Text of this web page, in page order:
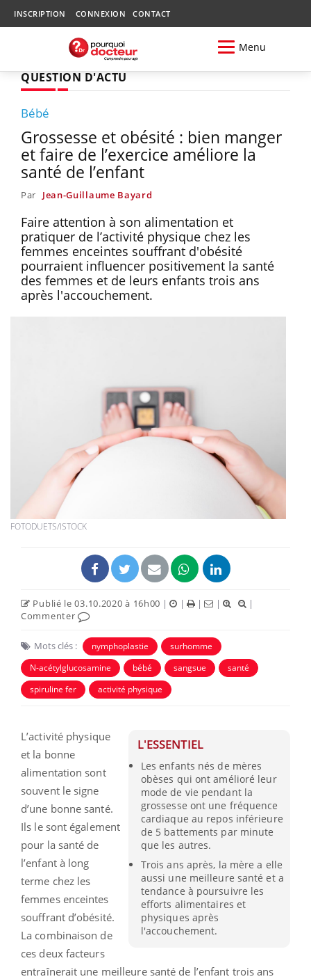
INSCRIPTION CONNEXION CONTACT
Menu
QUESTION D'ACTU
Bébé
Grossesse et obésité : bien manger
et faire de l’exercice améliore la
santé de l’enfant
Par Jean-Guillaume Bayard
Faire attention à son alimentation et
pratiquer de l’activité physique chez les
femmes enceintes souffrant d'obésité
pourraient influencer positivement la santé
des femmes et de leurs enfants trois ans
après l'accouchement.
FOTODUETS/ISTOCK
Publié le 03.10.2020 à 16h00 | | | |
|
Commenter
Mots clés : nymphoplastie
surhomme
N-acétylglucosamine
bébé sangsue
santé
spiruline fer
activité physique
L'ESSENTIEL
Les enfants nés de mères
obèses qui ont amélioré leur
mode de vie pendant la
grossesse ont une fréquence
cardiaque au repos inférieure
de 5 battements par minute
que les autres.
Trois ans après, la mère a elle
aussi une meilleure santé et a
tendance à poursuivre les
efforts alimentaires et
physiques après
l'accouchement.
L’activité physique
et la bonne
alimentation sont
souvent le signe
d’une bonne santé.
Ils le sont également
pour la santé de
l’enfant à long
terme chez les
femmes enceintes
souffrant d’obésité.
La combinaison de
ces deux facteurs
entraînerait une meilleure santé de l’enfant trois ans